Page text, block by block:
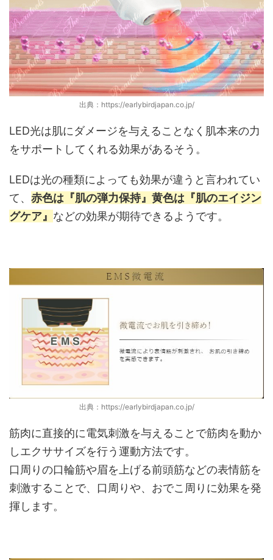
出典：https://earlybirdjapan.co.jp/
LED光は肌にダメージを与えることなく肌本来の力
をサポートしてくれる効果があるそう。
LEDは光の種類によっても効果が違うと言われてい
て、 赤色は『肌の弾力保持』黄色は『肌のエイジン
グケア』 などの効果が期待できるようです。
出典：https://earlybirdjapan.co.jp/
筋肉に直接的に電気刺激を与えることで筋肉を動か
しエクササイズを行う運動方法です。
口周りの口輪筋や眉を上げる前頭筋などの表情筋を
刺激することで、口周りや、おでこ周りに効果を発
揮します。